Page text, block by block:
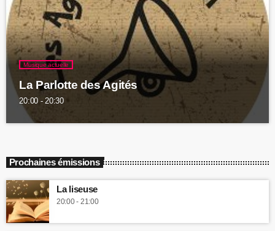
Musique actuelle
La Parlotte des Agités
20:00 - 20:30
Prochaines émissions
La liseuse
20:00 - 21:00